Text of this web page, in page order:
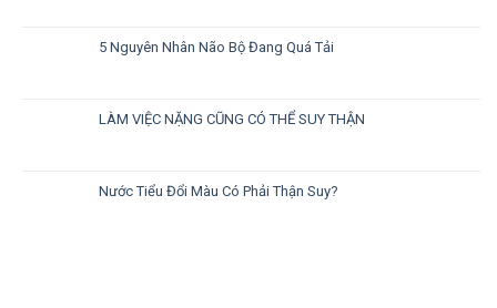
5 Nguyên Nhân Não Bộ Đang Quá Tải
LÀM VIỆC NẶNG CŨNG CÓ THỂ SUY THẬN
Nước Tiểu Đổi Màu Có Phải Thận Suy?